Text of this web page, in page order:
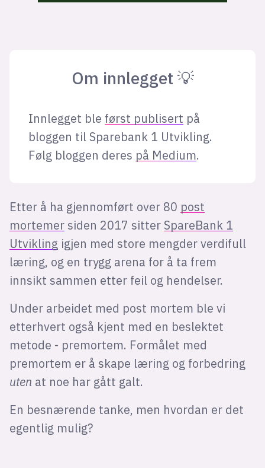
Om innlegget 💡
Innlegget ble først publisert på
bloggen til Sparebank 1 Utvikling.
Følg bloggen deres på Medium.
Etter å ha gjennomført over 80 post
mortemersiden 2017 sitter SpareBank 1
Utvikling igjen med store mengder verdifull
læring, og en trygg arena for å ta frem
innsikt sammen etter feil og hendelser.
Under arbeidet med post mortem ble vi
etterhvert også kjent med en beslektet
metode - premortem. Formålet med
premortem er å skape læring og forbedring
uten at noe har gått galt.
En besnærende tanke, men hvordan er det
egentlig mulig?